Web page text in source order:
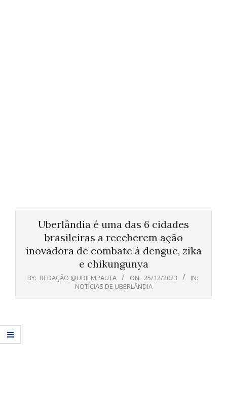
Uberlândia é uma das 6 cidades
brasileiras a receberem ação
inovadora de combate à dengue, zika
e chikungunya
BY: REDAÇÃO @UDIEMPAUTA ON: 25/12/2023
IN:
NOTÍCIAS DE UBERLÂNDIA